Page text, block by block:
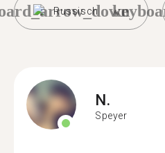
Russisch
N.
Speyer